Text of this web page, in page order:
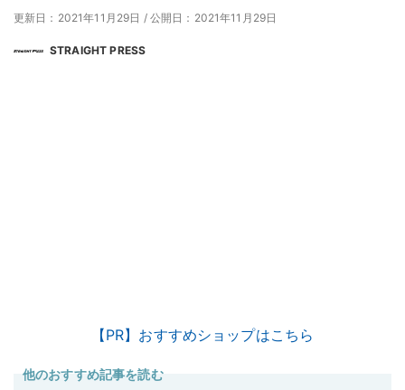
更新日：2021年11月29日 / 公開日：2021年11月29日
STRAIGHT PRESS
【PR】おすすめショップはこちら
他のおすすめ記事を読む